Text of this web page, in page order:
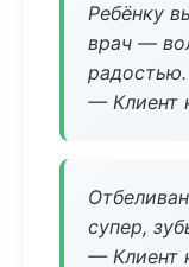
Ребёнку
врач —
радостью.
— Клиент
супер,
— Клиент